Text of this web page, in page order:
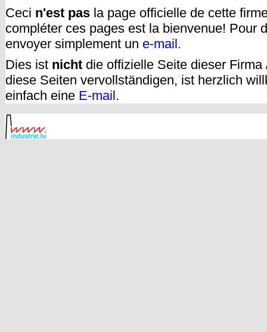
Ceci n'est pas la page officielle de cette
compléter ces pages est la bienvenue! Pour
envoyer simplement un e-mail.
Dies ist nicht die offizielle Seite dieser
diese Seiten vervollständigen, ist herzlich
einfach eine E-mail.